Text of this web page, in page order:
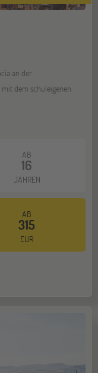
an der
dem schuleigenen
AB
16
JAHREN
AB
315
EUR